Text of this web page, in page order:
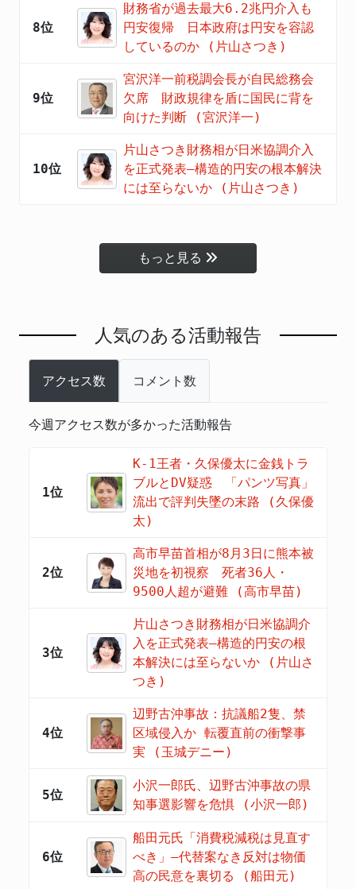
8位
財務省が過去最大6.2兆円介入も
円安復帰 日本政府は円安を容認
しているのか (片山さつき)
9位
宮沢洋一前税調会長が自民総務会
欠席 財政規律を盾に国民に背を
向けた判断 (宮沢洋一)
10位
片山さつき財務相が日米協調介入
を正式発表―構造的円安の根本解決
には至らないか (片山さつき)
もっと見る
人気のある活動報告
アクセス数 コメント数
今週アクセス数が多かった活動報告
1位
K-1王者・久保優太に金銭トラ
ブルとDV疑惑 「パンツ写真」
流出で評判失墜の末路 (久保優
太)
2位
高市早苗首相が8月3日に熊本被
災地を初視察 死者36人・
9500人超が避難 (高市早苗)
3位
片山さつき財務相が日米協調介
入を正式発表―構造的円安の根
本解決には至らないか (片山さ
つき)
4位
辺野古沖事故：抗議船2隻、禁
区域侵入か 転覆直前の衝撃事
実 (玉城デニー)
5位
小沢一郎氏、辺野古沖事故の県
知事選影響を危惧 (小沢一郎)
6位
船田元氏「消費税減税は見直す
べき」―代替案なき反対は物価
高の民意を裏切る (船田元)